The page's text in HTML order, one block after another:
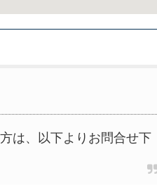
は、以下よりお問合せ下